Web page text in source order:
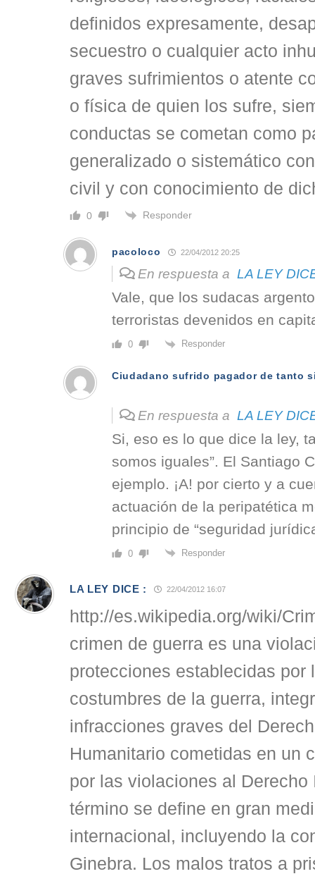
definidos expresamente,
secuestro o cualquier acto
graves sufrimientos o atente
o física de quien los sufre,
conductas se cometan como
generalizado o sistemático
civil y con conocimiento de
0 Responder
pacoloco 22/04/2012 20:25
En respuesta a LA LEY
Vale, que los sudacas
terroristas devenidos en
0 Responder
Ciudadano sufrido pagador de tanto
En respuesta a LA LEY
Si, eso es lo que dice la ley,
somos iguales”. El Santiago
ejemplo. ¡A! por cierto y a
actuación de la peripatética
principio de “seguridad
0 Responder
LA LEY DICE : 22/04/2012 16:07
http://es.wikipedia.org/wiki/
crimen de guerra es una
protecciones establecidas por
costumbres de la guerra,
infracciones graves del
Humanitario cometidas en un
por las violaciones al Derecho
término se define en gran
internacional, incluyendo la
Ginebra. Los malos tratos a